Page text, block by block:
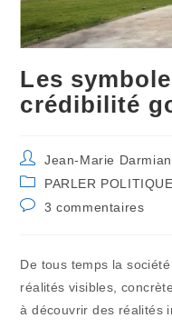
Les
crédibilité
Auteur/autrice
de
la
publication :
Jean-Marie Darmian
Post
category:
PARLER POLITIQUE
Commentaires
publication :
3 commentaires
De tous temps la
réalités visibles,
à découvrir des réalités